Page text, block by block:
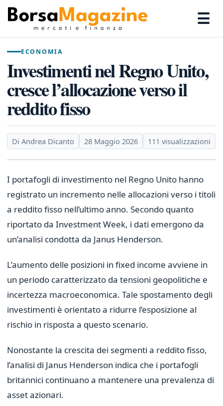
☰
ECONOMIA
Investimenti nel Regno Unito,
cresce l’allocazione verso il
reddito fisso
Di Andrea Dicanto 28 Maggio 2026 111 visualizzazioni
I portafogli di investimento nel Regno Unito hanno
registrato un incremento nelle allocazioni verso i titoli
a reddito fisso nell’ultimo anno. Secondo quanto
riportato da Investment Week, i dati emergono da
un’analisi condotta da Janus Henderson.
L’aumento delle posizioni in fixed income avviene in
un periodo caratterizzato da tensioni geopolitiche e
incertezza macroeconomica. Tale spostamento degli
investimenti è orientato a ridurre l’esposizione al
rischio in risposta a questo scenario.
Nonostante la crescita dei segmenti a reddito fisso,
l’analisi di Janus Henderson indica che i portafogli
britannici continuano a mantenere una prevalenza di
asset azionari.